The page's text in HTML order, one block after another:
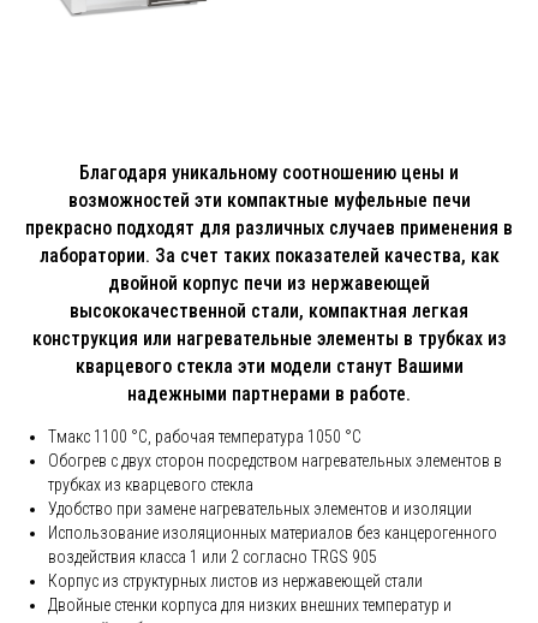
Благодаря уникальному соотношению цены и
возможностей эти компактные муфельные печи
прекрасно подходят для различных случаев применения в
лаборатории. За счет таких показателей качества, как
двойной корпус печи из нержавеющей
высококачественной стали, компактная легкая
конструкция или нагревательные элементы в трубках из
кварцевого стекла эти модели станут Вашими
надежными партнерами в работе.
Tмакс 1100 °C, рабочая температура 1050 °C
Обогрев с двух сторон посредством нагревательных элементов в
трубках из кварцевого стекла
Удобство при замене нагревательных элементов и изоляции
Использование изоляционных материалов без канцерогенного
воздействия класса 1 или 2 согласно TRGS 905
Корпус из структурных листов из нержавеющей стали
Двойные стенки корпуса для низких внешних температур и